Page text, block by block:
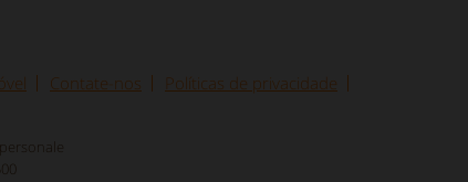
Contate-nos
Políticas de privacidade